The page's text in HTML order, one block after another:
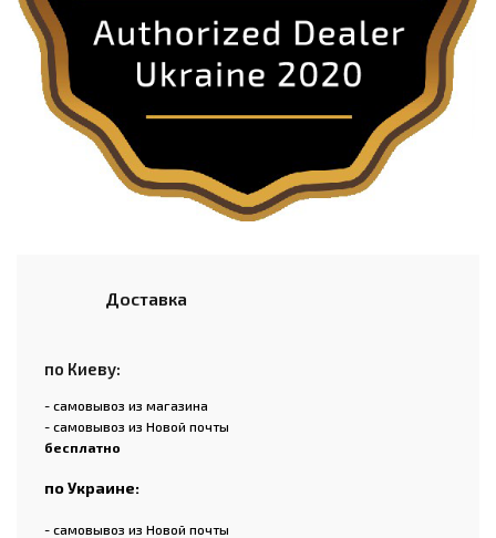
Доставка
по Киеву:
- самовывоз из магазина
- самовывоз из Новой почты
бесплатно
по Украине:
- самовывоз из Новой почты